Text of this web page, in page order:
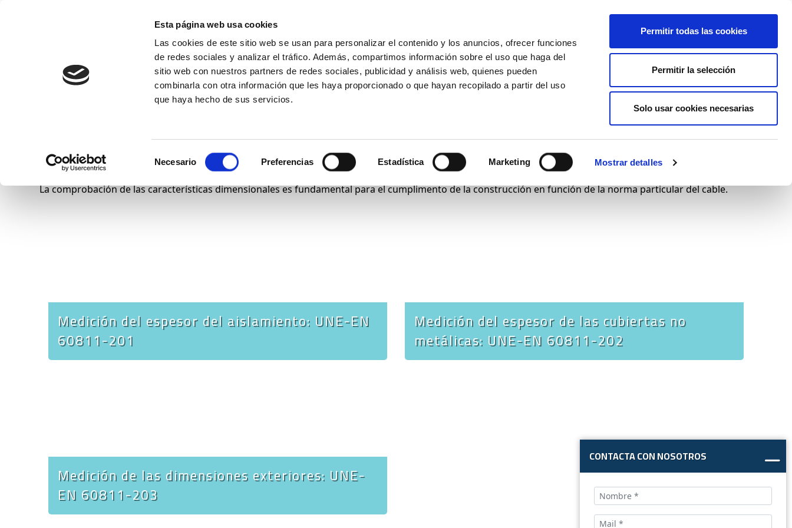
Esta página web usa cookies
Las cookies de este sitio web se usan para personalizar el contenido y los anuncios, ofrecer funciones
de redes sociales y analizar el tráfico. Además, compartimos información sobre el uso que haga del
sitio web con nuestros partners de redes sociales, publicidad y análisis web, quienes pueden
combinarla con otra información que les haya proporcionado o que hayan recopilado a partir del uso
que haya hecho de sus servicios.
Necesario Preferencias Estadística Marketing Mostrar detalles
Permitir todas las cookies
Permitir la selección
Solo usar cookies necesarias
+34 916169710 spanish
Introduce
tu
búsqueda
Botón
Conócenos Ensayos Actualidad
CONTACTA CON NOSOTROS
Dimensional
La comprobación de las características dimensionales es fundamental para el cumplimento de la construcción en función de la norma particular del cable.
Medición del espesor del aislamiento: UNE-EN
60811-201
Medición del espesor de las cubiertas no
metálicas: UNE-EN 60811-202
Medición de las dimensiones exteriores: UNE-
EN 60811-203